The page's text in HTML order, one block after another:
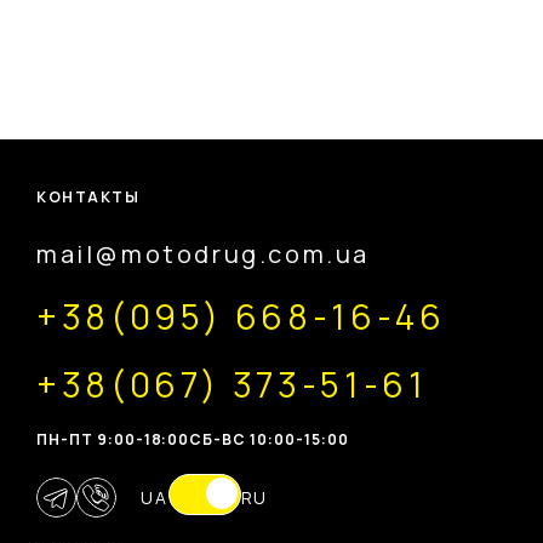
КОНТАКТЫ
mail@motodrug.com.ua
+38(095) 668-16-46
+38(067) 373-51-61
ПН-ПТ 9:00-18:00CБ-ВС 10:00-15:00
UA RU